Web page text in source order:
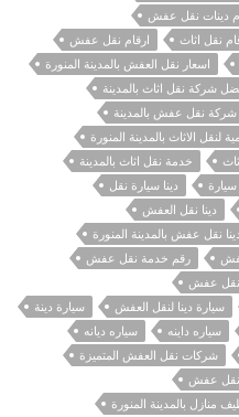
دينات نقل عفش
نقل اثاث
ارقام نقل عفش
اسعار نقل العفش بالمدينة المنورة
شركة نقل اثاث بالمدينة
نقل عفش بالمدينة
لنقل الاثاث بالمدينة المنورة
خدمة نقل اثاث بالمدينة
سيارة
دينا سيارة نقل
دينا نقل العفش
دينا نقل عفش بالمدينة المنورة
رقم خدمة نقل عفش
عفش
سيارة دينا لنقل العفش
سيارة دينة
سياره داينه
سياره ديانه
شركات نقل العفش المتميزة
عفش
منازل بالمدينة المنورة